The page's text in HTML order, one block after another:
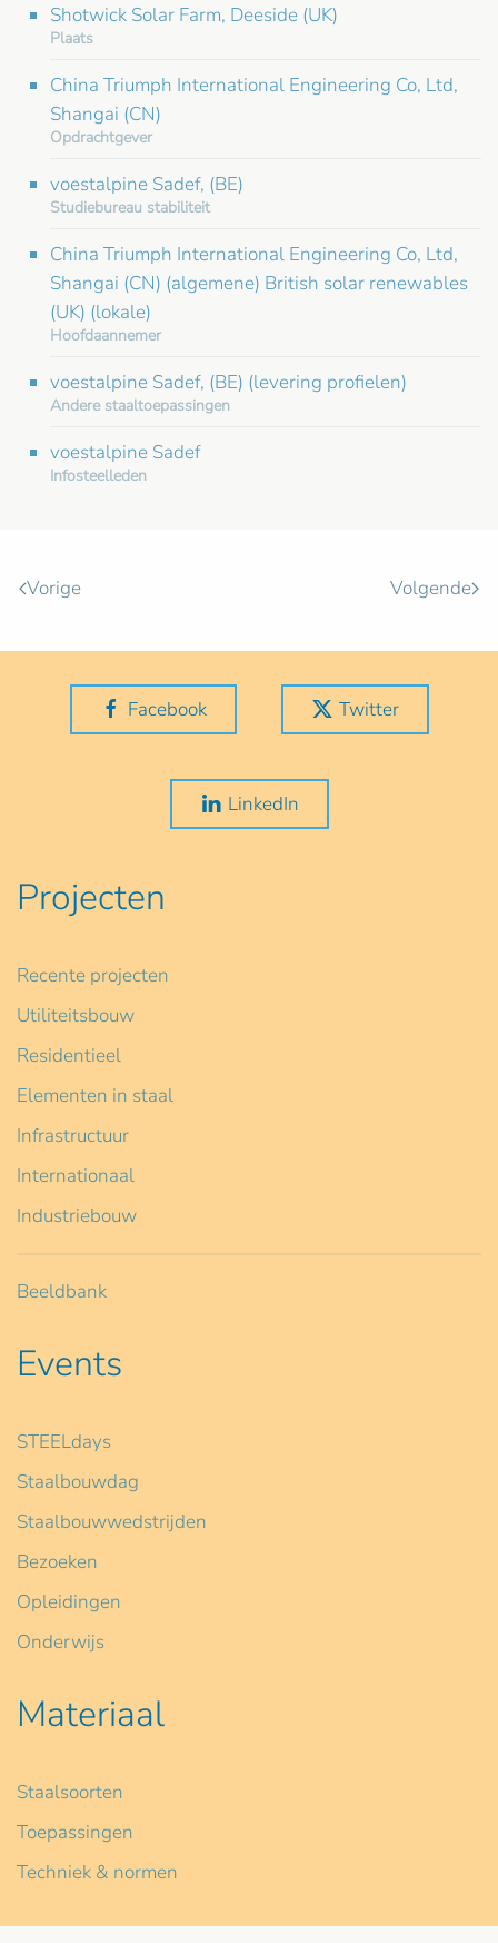
Shotwick Solar Farm, Deeside (UK)
Plaats
China Triumph International Engineering Co, Ltd,
Shangai (CN)
Opdrachtgever
voestalpine Sadef, (BE)
Studiebureau stabiliteit
China Triumph International Engineering Co, Ltd,
Shangai (CN) (algemene) British solar renewables
(UK) (lokale)
Hoofdaannemer
voestalpine Sadef, (BE) (levering profielen)
Andere staaltoepassingen
voestalpine Sadef
Infosteelleden
Vorige Volgende
Facebook Twitter
LinkedIn
Projecten
Recente projecten
Utiliteitsbouw
Residentieel
Elementen in staal
Infrastructuur
Internationaal
Industriebouw
Beeldbank
Events
STEELdays
Staalbouwdag
Staalbouwwedstrijden
Bezoeken
Opleidingen
Onderwijs
Materiaal
Staalsoorten
Toepassingen
Techniek & normen